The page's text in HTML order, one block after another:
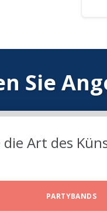
Sie
die Art des
PARTYBANDS